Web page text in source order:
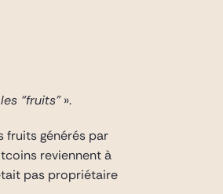
“fruits”».
fruits générés par
reviennent à
pas propriétaire